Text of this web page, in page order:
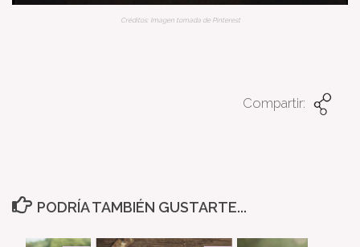
Créditos: Imagen tomada de Pinterest
Compartir:
PODRÍA TAMBIÉN GUSTARTE...